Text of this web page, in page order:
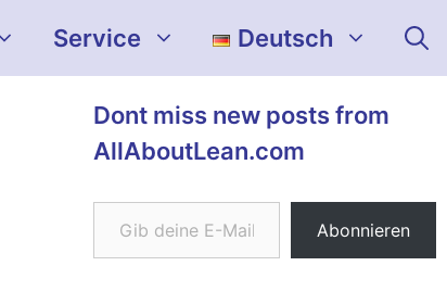
Service Deutsch
Dont miss new posts from
AllAboutLean.com
Gib deine E-Mail-Adresse ein ...
Abonnieren